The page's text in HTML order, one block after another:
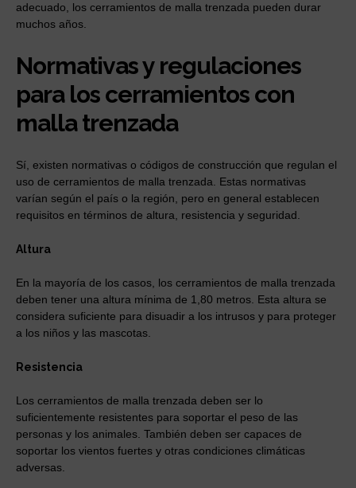
adecuado, los cerramientos de malla trenzada pueden durar
muchos años.
Normativas y regulaciones
para los cerramientos con
malla trenzada
Sí, existen normativas o códigos de construcción que regulan el
uso de cerramientos de malla trenzada. Estas normativas
varían según el país o la región, pero en general establecen
requisitos en términos de altura, resistencia y seguridad.
Altura
En la mayoría de los casos, los cerramientos de malla trenzada
deben tener una altura mínima de 1,80 metros. Esta altura se
considera suficiente para disuadir a los intrusos y para proteger
a los niños y las mascotas.
Resistencia
Los cerramientos de malla trenzada deben ser lo
suficientemente resistentes para soportar el peso de las
personas y los animales. También deben ser capaces de
soportar los vientos fuertes y otras condiciones climáticas
adversas.